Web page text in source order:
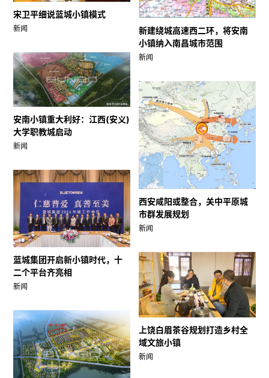
宋卫平细说蓝城小镇模式
新闻
新建绕城高速西二环，将安南
小镇纳入南昌城市范围
新闻
安南小镇重大利好：江西(安义)
大学职教城启动
新闻
西安咸阳或整合，关中平原城
市群发展规划
新闻
蓝城集团开启新小镇时代，十
二个平台齐亮相
新闻
上饶白眉茶谷规划打造乡村全
域文旅小镇
新闻